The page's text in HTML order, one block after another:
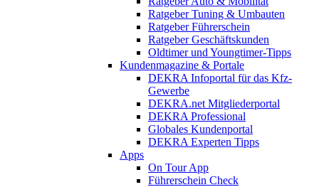
Ratgeber Tuning & Umbauten
Ratgeber Führerschein
Ratgeber Geschäftskunden
Oldtimer und Youngtimer-Tipps
Kundenmagazine & Portale
DEKRA Infoportal für das Kfz-
Gewerbe
DEKRA.net Mitgliederportal
DEKRA Professional
Globales Kundenportal
DEKRA Experten Tipps
Apps
On Tour App
Führerschein Check